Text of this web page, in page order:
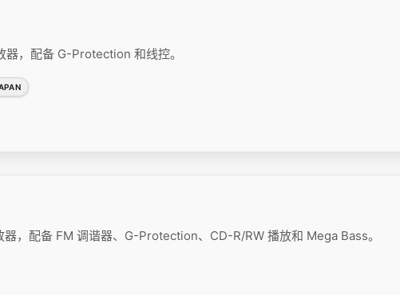
，配备 G-Protection 和线控。
，配备 FM 调谐器、G-Protection、CD-R/RW 播放和 Mega Bass。